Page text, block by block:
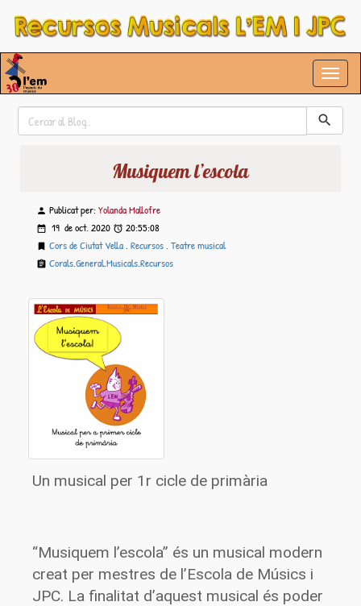
Musiquem l’escola
Publicat per: Yolanda Mallofre
19 deoct. 2020
20:55:08
Cors de Ciutat Vella, Recursos, Teatre musical
Corals,General,Musicals,Recursos
Un musical per 1r cicle de primària
“Musiquem l’escola” és un musical modern
creat per mestres de l’Escola de Músics i
JPC. La finalitat d’aquest musical és poder